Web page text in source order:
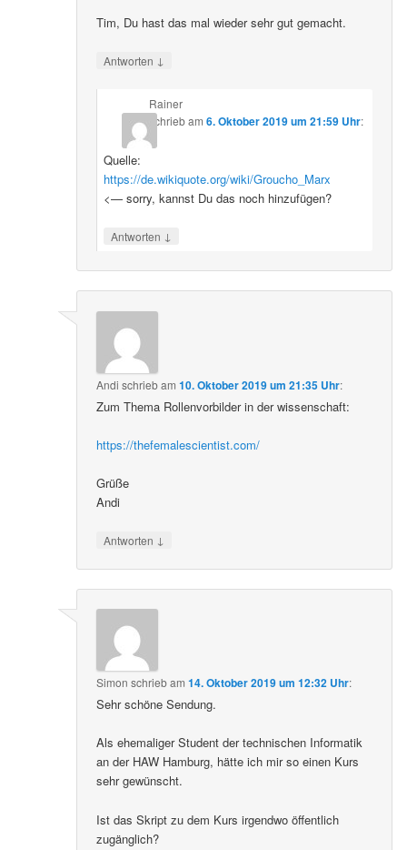
Tim, Du hast das mal wieder sehr gut gemacht.
Antworten ↓
Rainer
schriebam 6. Oktober 2019 um 21:59 Uhr:
Quelle:
https://de.wikiquote.org/wiki/Groucho_Marx
<— sorry, kannst Du das noch hinzufügen?
Antworten ↓
Andi schriebam10. Oktober 2019 um 21:35 Uhr:
Zum Thema Rollenvorbilder in der wissenschaft:
https://thefemalescientist.com/
Grüße
Andi
Antworten ↓
Simon schriebam14. Oktober 2019 um 12:32 Uhr:
Sehr schöne Sendung.
Als ehemaliger Student der technischen Informatik
an der HAW Hamburg, hätte ich mir so einen Kurs
sehr gewünscht.
Ist das Skript zu dem Kurs irgendwo öffentlich
zugänglich?